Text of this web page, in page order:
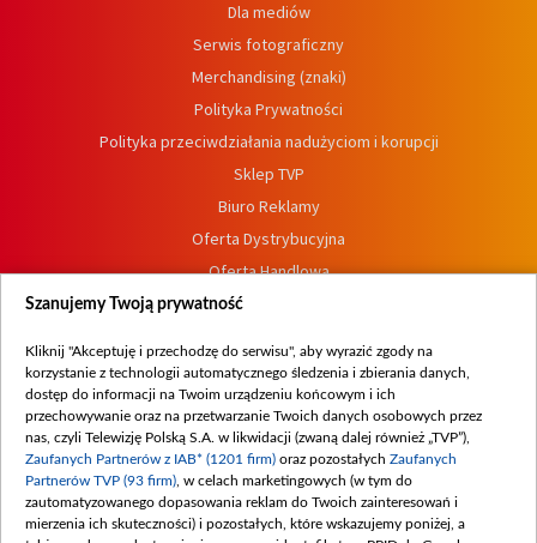
Dla mediów
Serwis fotograficzny
Merchandising (znaki)
Polityka Prywatności
Polityka przeciwdziałania nadużyciom i korupcji
Sklep TVP
Biuro Reklamy
Oferta Dystrybucyjna
Oferta Handlowa
Dostępność
Procedura zgłoszeń wewnętrznych
Szanujemy Twoją prywatność
Kliknij "Akceptuję i przechodzę do serwisu", aby wyrazić zgody na
korzystanie z technologii automatycznego śledzenia i zbierania danych,
dostęp do informacji na Twoim urządzeniu końcowym i ich
przechowywanie oraz na przetwarzanie Twoich danych osobowych przez
nas, czyli Telewizję Polską S.A. w likwidacji (zwaną dalej również „TVP”),
Zaufanych Partnerów z IAB* (1201 firm) oraz pozostałych Zaufanych
Partnerów TVP (93 firm) , w celach marketingowych (w tym do
zautomatyzowanego dopasowania reklam do Twoich zainteresowań i
mierzenia ich skuteczności) i pozostałych, które wskazujemy poniżej, a